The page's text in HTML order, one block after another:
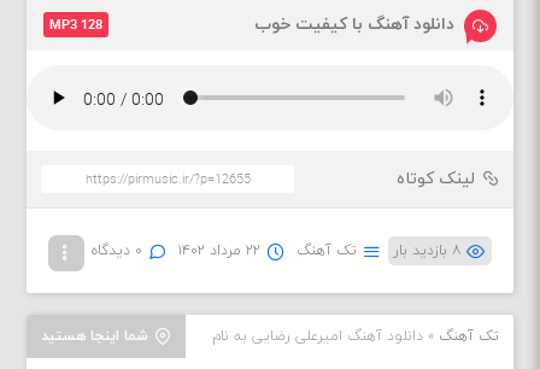
دانلود آهنگ با کیفیت خوب MP3 128
لینک کوتاه
۸ بازدید بار تک آهنگ ۲۲ مرداد ۱۴۰۲ ۰ دیدگاه
شما اینجا هستید تک آهنگ »دانلود آهنگ امیرعلی رضایی به نام